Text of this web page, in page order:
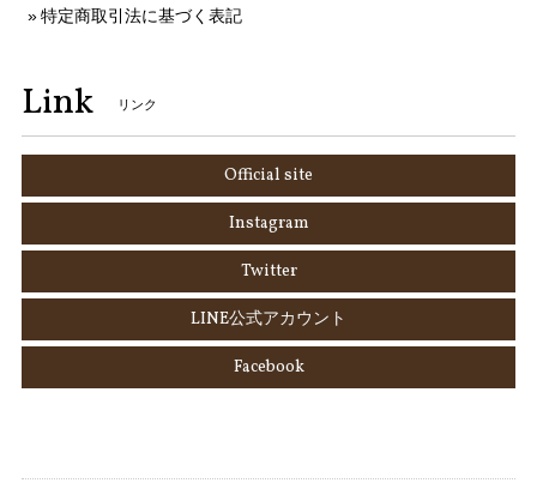
特定商取引法に基づく表記
Link リンク
Official site
Instagram
Twitter
LINE公式アカウント
Facebook